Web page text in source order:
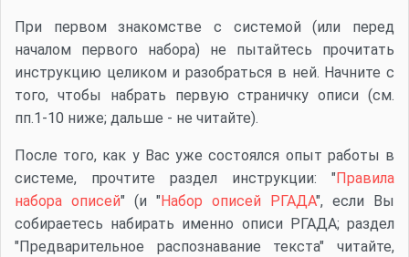
При первом знакомстве с системой (или перед
началом первого набора) не пытайтесь прочитать
инструкцию целиком и разобраться в ней. Начните с
того, чтобы набрать первую страничку описи (см.
пп.1-10 ниже; дальше - не читайте).
После того, как у Вас уже состоялся опыт работы в
системе, прочтите раздел инструкции: " Правила
набора описей" (и " Набор описей РГАДА", если Вы
собираетесь набирать именно описи РГАДА; раздел
"Предварительное распознавание текста" читайте,